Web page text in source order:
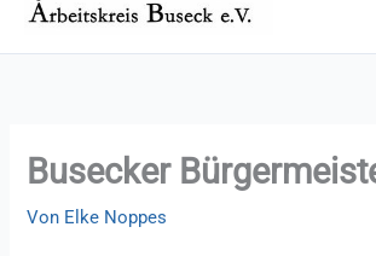
Busecker
Von Elke Noppes